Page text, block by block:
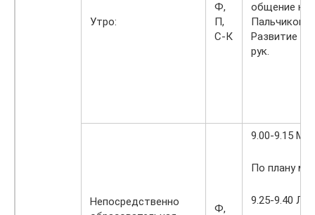
Утро:
Ф,
П,
С-К
общение на
Развитие
рук.
Непосредственно
Ф,
9.00-9.15
По плану
9.25-9.40